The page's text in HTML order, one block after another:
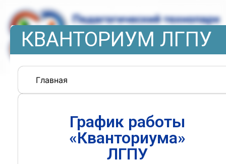
КВАНТОРИУМ ЛГПУ
Главная
График работы
«Кванториума»
ЛГПУ